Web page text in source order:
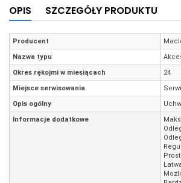
OPIS SZCZEGÓŁY PRODUKTU
Producent
Nazwa typu
Okres rękojmi w miesiącach
24
Miejsce serwisowania
Opis ogólny
Informacje dodatkowe